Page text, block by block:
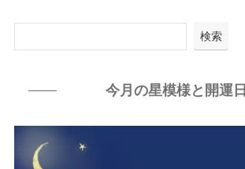
検索
今月の星模様と開運日